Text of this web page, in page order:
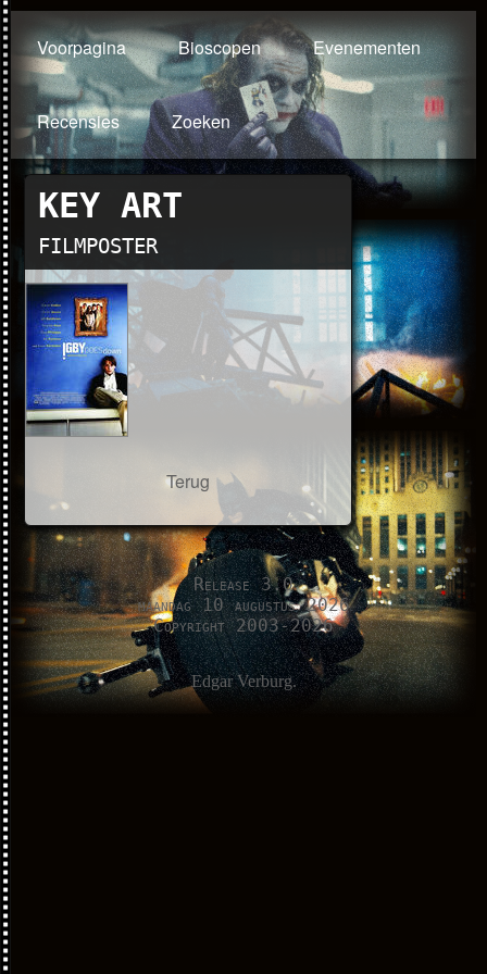
Voorpagina Bioscopen Evenementen
Recensies Zoeken
KEY ART
FILMPOSTER
Terug
Release 3.0
maandag 10 augustus 2026
Copyright 2003-2026
Edgar Verburg.